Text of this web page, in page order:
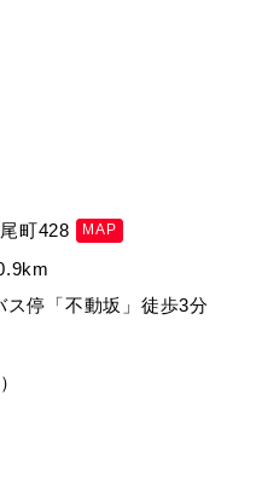
町428 MAP
停「不動坂」徒歩3分